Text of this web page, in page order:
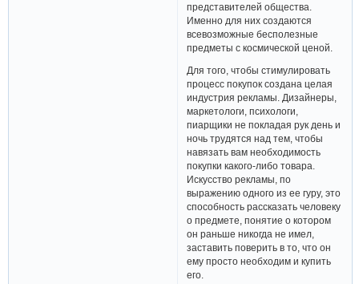
представителей общества.
Именно для них создаются
всевозможные бесполезные
предметы с космической ценой.
Для того, чтобы стимулировать
процесс покупок создана целая
индустрия рекламы. Дизайнеры,
маркетологи, психологи,
пиарщики не покладая рук день и
ночь трудятся над тем, чтобы
навязать вам необходимость
покупки какого-либо товара.
Искусство рекламы, по
выражению одного из ее гуру, это
способность рассказать человеку
о предмете, понятие о котором
он раньше никогда не имел,
заставить поверить в то, что он
ему просто необходим и купить
его.